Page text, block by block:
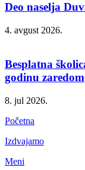
Deo naselja
4. avgust 2026.
Besplatna
godinu zaredom
8. jul 2026.
Početna
Izdvajamo
Meni